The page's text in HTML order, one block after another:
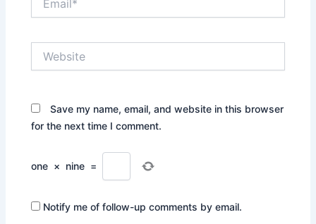
Save my name, email, and website in this browser
for the next time I comment.
one × nine =
Notify me of follow-up comments by email.